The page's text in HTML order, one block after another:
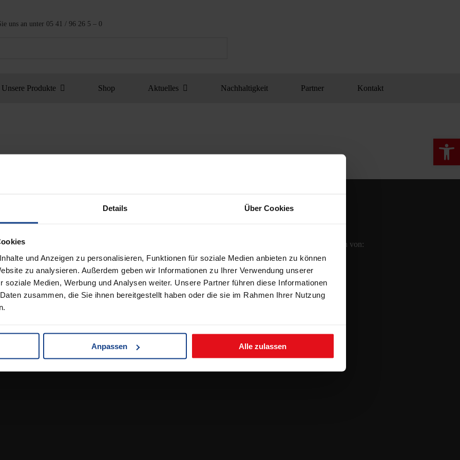
Details Über Cookies
und Anzeigen zu personalisieren, Funktionen für soziale Medien anbieten zu können
zu analysieren. Außerdem geben wir Informationen zu Ihrer Verwendung unserer
soziale Medien, Werbung und Analysen weiter. Unsere Partner führen diese Informationen
zusammen, die Sie ihnen bereitgestellt haben oder die sie im Rahmen Ihrer Nutzung
Anpassen Alle zulassen
uns an unter 05 41 / 96 26 5 – 0
Unsere Produkte Shop Aktuelles Nachhaltigkeit Partner Kontakt
& Lieferbedingungen
Bei uns erhalten Sie Keramikplatten von: